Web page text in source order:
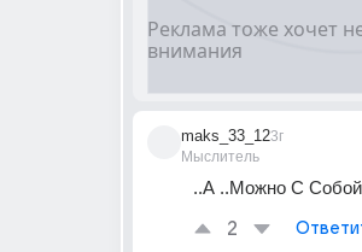
maks_33_12
Мыслитель
3г
..А ..Можно С Собой
2